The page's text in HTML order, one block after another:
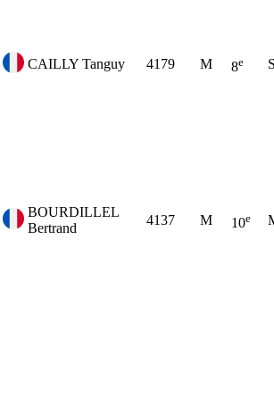
CAILLY Tanguy 4179 M 8e
BOURDILLEL
Bertrand
4137 M 10e